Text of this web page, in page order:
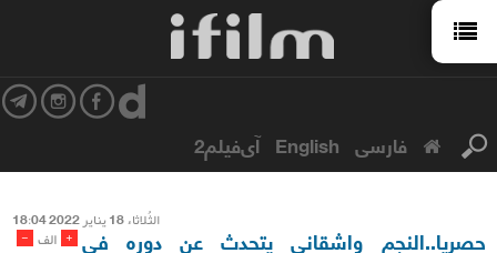
فارسی English آی‌فیلم2
الثُلاثاء 18 ینایر 2022 18:04
- الف + حصريا..النجم واشقاني يتحدث عن دوره في